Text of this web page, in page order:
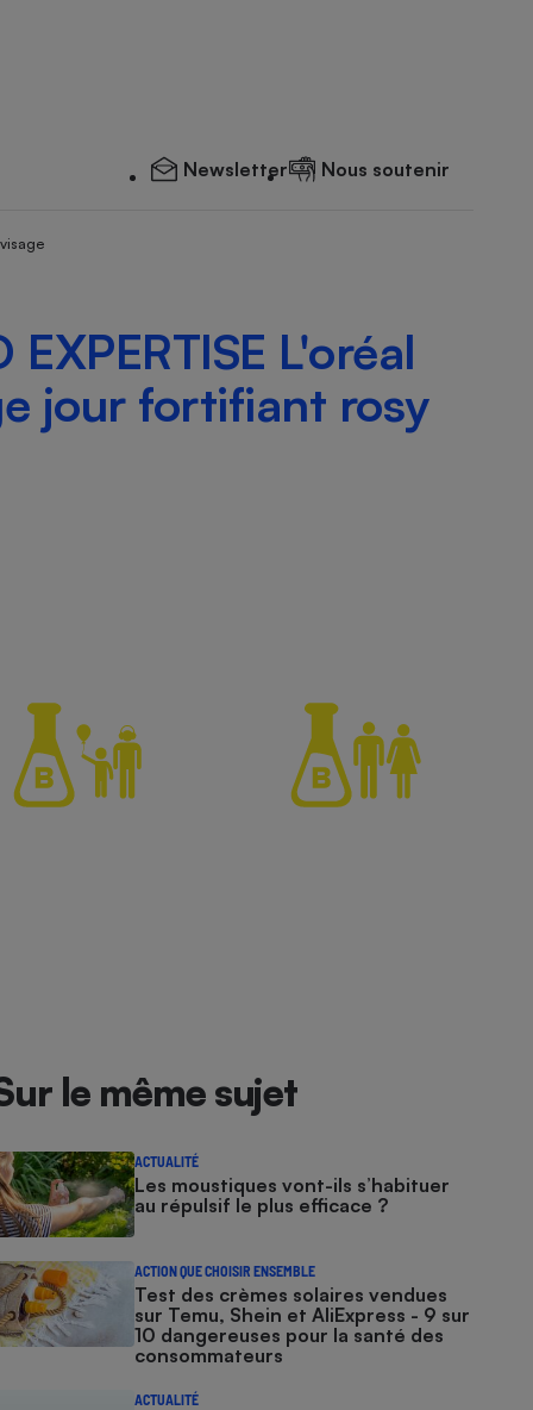
Newsletter Nous soutenir
EXPERTISE L'oréal
jour fortifiant rosy
le même sujet
ACTUALITÉ
Les moustiques vont-ils s’habituer
au répulsif le plus efficace ?
ACTION QUE CHOISIR ENSEMBLE
Test des crèmes solaires vendues
sur Temu, Shein et AliExpress - 9 sur
10 dangereuses pour la santé des
consommateurs
ACTUALITÉ